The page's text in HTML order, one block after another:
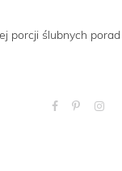
porcji ślubnych porad